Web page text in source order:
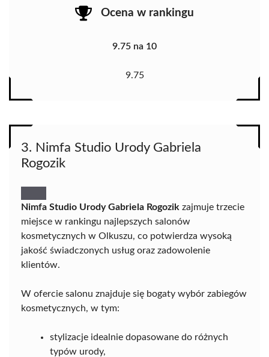
Ocena w rankingu
9.75 na 10
9.75
3. Nimfa Studio Urody Gabriela
Rogozik
Nimfa Studio Urody Gabriela Rogozik zajmuje trzecie
miejsce w rankingu najlepszych salonów
kosmetycznych w Olkuszu, co potwierdza wysoką
jakość świadczonych usług oraz zadowolenie
klientów.
W ofercie salonu znajduje się bogaty wybór zabiegów
kosmetycznych, w tym:
stylizacje idealnie dopasowane do różnych
typów urody,